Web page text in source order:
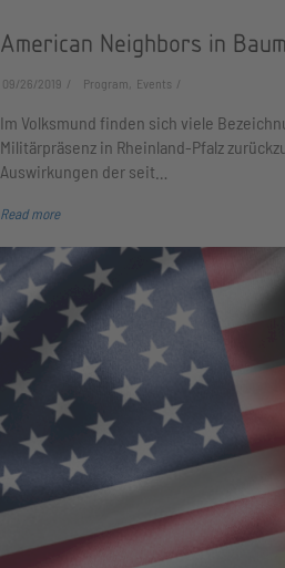
American Neighbors in
09/26/2019 Program, Events
Im Volksmund finden sich viele
Militärpräsenz in Rheinland-Pfalz
Auswirkungen der seit…
Read more